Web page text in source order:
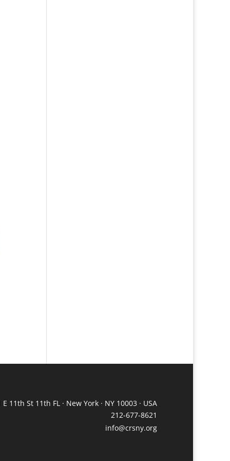
E 11th St 11th FL · New York · NY 10003 · USA
212-677-8621
info@crsny.org